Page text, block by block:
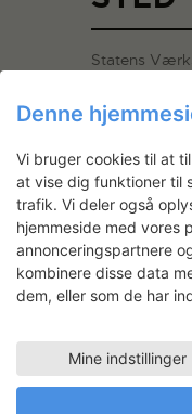
Statens
København K,
Se Sted
Denne
Vi bruger cookies til at
at vise dig funktioner til
trafik. Vi deler også
hjemmeside med vores
annonceringspartnere
kombinere disse data
dem, eller som de har
Mine indstillinger